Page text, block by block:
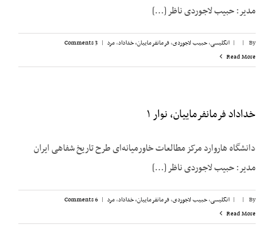
مدیر: حبیب لاجوردی ناظر [...]
By
|
| انگلیسی,حبیب لاجوردی,فرمانفرماییان، خداداد,مرد |
3 Comments
Read More
خداداد فرمانفرماییان، نوار ۱
دانشگاه هاروارد مرکز مطالعات خاورمیانه‌ای طرح تاریخ شفاهی ایران
مدیر: حبیب لاجوردی ناظر [...]
By
|
| انگلیسی,حبیب لاجوردی,فرمانفرماییان، خداداد,مرد |
6 Comments
Read More